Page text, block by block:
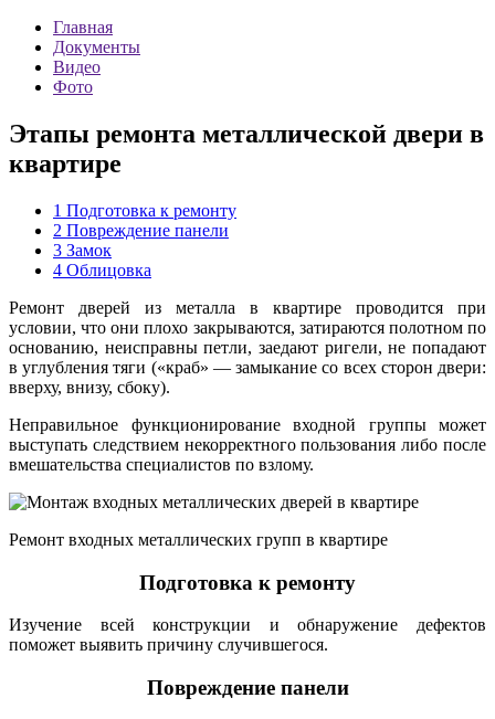
Главная
Документы
Видео
Фото
Этапы ремонта металлической двери в
квартире
1 Подготовка к ремонту
2 Повреждение панели
3 Замок
4 Облицовка
Ремонт дверей из металла в квартире проводится при
условии, что они плохо закрываются, затираются полотном по
основанию, неисправны петли, заедают ригели, не попадают
в углубления тяги («краб» — замыкание со всех сторон двери:
вверху, внизу, сбоку).
Неправильное функционирование входной группы может
выступать следствием некорректного пользования либо после
вмешательства специалистов по взлому.
Ремонт входных металлических групп в квартире
Подготовка к ремонту
Изучение всей конструкции и обнаружение дефектов
поможет выявить причину случившегося.
Повреждение панели